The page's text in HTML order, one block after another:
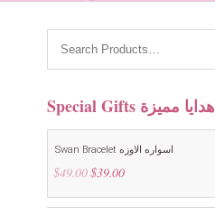
Special Gifts هدايا مميزة
Swan Bracelet اسواره الاوزه
$49.00 Original
was:
$39.00Current
is: